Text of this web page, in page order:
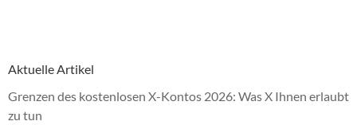
Aktuelle Artikel
Grenzen des kostenlosen X-Kontos 2026: Was X Ihnen erlaubt
zu tun